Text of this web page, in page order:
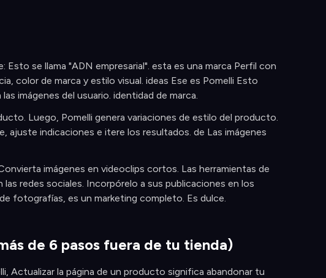
se llama "ADN empresarial". esta es una marca Perfil con
color de marca y estilo visual. ideas Ese es Pomelli Esto
imágenes del usuario. identidad de marca.
Luego, Pomelli genera variaciones de estilo del producto.
ajuste indicaciones e itere los resultados. de Las imágenes
imágenes en videoclips cortos. Las herramientas de
redes sociales. Incorpórelo a sus publicaciones en los
fotografías, es un marketing completo. Es dulce.
de 6 pasos fuera de tu tienda)
Actualizar la página de un producto significa abandonar tu